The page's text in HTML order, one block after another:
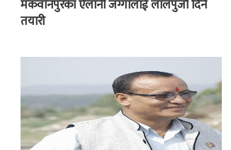
मकवानपुरका ऐलानी जग्गालाई लालपुर्जा दिने
तयारी